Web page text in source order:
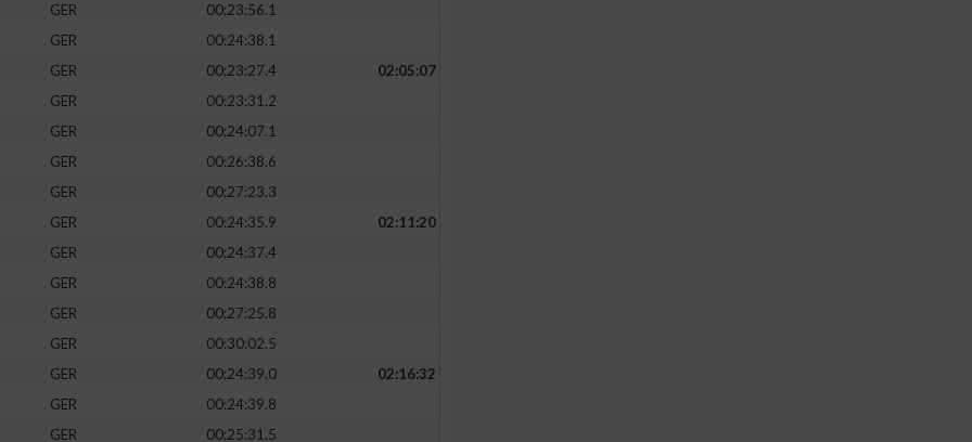
GER
00:23:56.1
GER
00:24:38.1
GER 00:23:27.4
02:05:07
GER
00:23:31.2
GER
00:24:07.1
GER
00:26:38.6
GER
00:27:23.3
GER 00:24:35.9
02:11:20
GER
00:24:37.4
GER
00:24:38.8
GER
00:27:25.8
GER
00:30:02.5
GER 00:24:39.0
02:16:32
GER
00:24:39.8
GER
00:25:31.5